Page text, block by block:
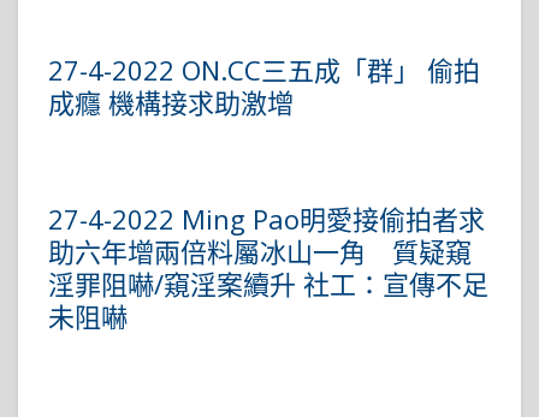
27-4-2022 ON.CC三五成「群」 偷拍
成癮 機構接求助激增
27-4-2022 Ming Pao明愛接偷拍者求
助六年增兩倍料屬冰山一角 質疑窺
淫罪阻嚇/窺淫案續升 社工：宣傳不足
未阻嚇